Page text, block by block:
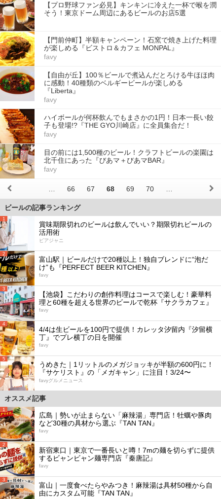
【プロ野球ファン必見】キンキンに冷えた一杯で喉を潤
そう！東京ドーム周辺にあるビールのお店5選
【門前仲町】半額キャンペーン！石窯で焼き上げた料理
が楽しめる『ビストロ＆カフェ MONPAL』
favy
【自由が丘】100％ビールで煮込んだとろける牛ほほ肉
に感動！40種類のベルギービールが楽しめる
『Liberta』
favy
ハイボールが何杯飲んでもまさかの1円！日本一長い餃
子も登場!?『THE GYO川崎店』に全員集合だ！
favy
目の前には1,500種のビール！クラフトビールの楽園は
北千住にあった『びあマ＋びあマBAR』
favy
66 67 68 69 70
ビールの記事ランキング
1
賞味期限切れのビールは飲んでいい？期限切れビールの
活用術
ビアジャニ
2
富山駅｜ビールだけで20種以上！独自ブレンドに“泡だ
け”も『PERFECT BEER KITCHEN』
favy
3
【池袋】こだわりの創作料理はコースで楽しむ！豪華料
理と60種を超える世界のビールで乾杯『サクラカフェ』
favy
4
4/4は生ビールを100円で提供！カレッタ汐留内『汐留横
丁』でプレ横丁の日を開催
favy
5
うめきた｜1リットルのメガジョッキが半額の600円に！
『サケリスト』の「メガキャン」に注目！3/24〜
favyグルメニュース
オススメ記事
1
広島｜勢いが止まらない「麻辣湯」専門店！牡蠣や豚肉
など30種の具材から選ぶ『TAN TAN』
favy
2
新宿東口｜東京で一番長いと噂！7mの麺を切らずに提供
するビャンビャン麺専門店『秦唐記』
favy
3
富山｜一度食べたらやみつき！麻辣湯は具材50種から自
由にカスタム可能『TAN TAN』